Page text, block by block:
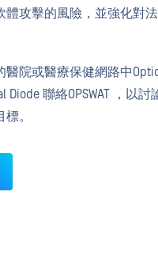
體攻擊的風險，並強化對
院或醫療保健網路中
Diode 聯絡OPSWAT ，以
。